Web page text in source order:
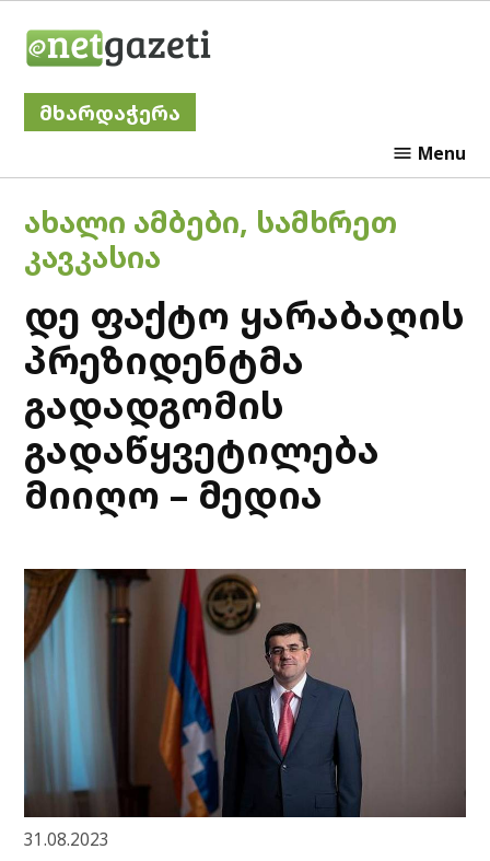
მხარდაჭერა
Menu
POSTED
IN
ᲐᲮᲐᲚᲘ ᲐᲛᲑᲔᲑᲘ, ᲡᲐᲛᲮᲠᲔᲗ
ᲙᲐᲕᲙᲐᲡᲘᲐ
დე ფაქტო ყარაბაღის
პრეზიდენტმა
გადადგომის
გადაწყვეტილება
მიიღო – მედია
31.08.2023